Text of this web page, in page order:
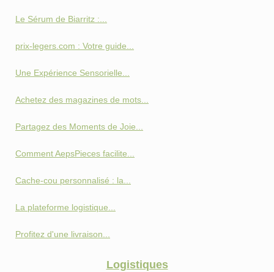
Le Sérum de Biarritz :...
prix-legers.com : Votre guide...
Une Expérience Sensorielle...
Achetez des magazines de mots...
Partagez des Moments de Joie...
Comment AepsPieces facilite...
Cache-cou personnalisé : la...
La plateforme logistique...
Profitez d'une livraison...
Logistiques